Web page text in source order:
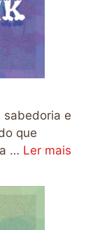
sabedoria e
que
… Ler mais